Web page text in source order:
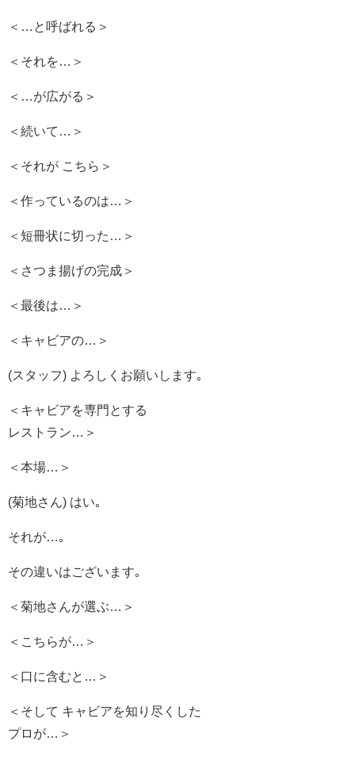
＜…と呼ばれる＞
＜それを…＞
＜…が広がる＞
＜続いて…＞
＜それが こちら＞
＜作っているのは…＞
＜短冊状に切った…＞
＜さつま揚げの完成＞
＜最後は…＞
＜キャビアの…＞
(スタッフ) よろしくお願いします｡
＜キャビアを専門とする
レストラン…＞
＜本場…＞
(菊地さん) はい｡
それが…｡
その違いはございます｡
＜菊地さんが選ぶ…＞
＜こちらが…＞
＜口に含むと…＞
＜そして キャビアを知り尽くした
プロが…＞